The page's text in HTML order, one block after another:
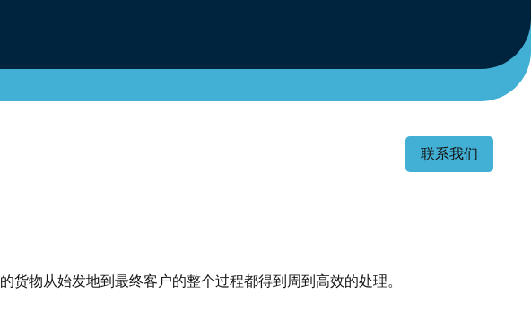
联系我们
物从始发地到最终客户的整个过程都得到周到高效的处理。